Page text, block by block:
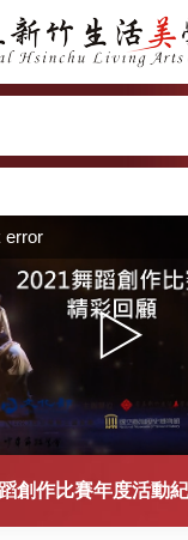
error
創作比賽年度活動